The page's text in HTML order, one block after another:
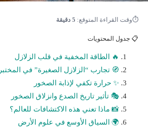
⏱وقت القراءة المتوقع: 5 دقيقة
📋 جدول المحتويات
🔥 الطاقة المخفية في قلب الزلازل
🧭 تجارب “الزلازل الصغيرة” في المختبر
✨ حرارة تكفي لإذابة الصخور
🎭 تأثير تاريخ الصدع وانزلاق الصخور
📸 ماذا تعني هذه الاكتشافات للعالم؟
🌍 السياق الأوسع في علوم الأرض